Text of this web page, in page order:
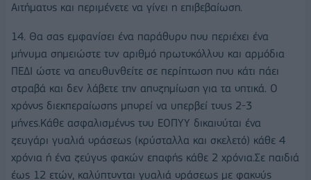
Αιτήματος και περιμένετε να γίνει η επιβεβαίωση.
14. Θα σας εμφανίσει ένα παράθυρο που περιέχει ένα
μήνυμα σημειώστε τον αριθμό πρωτοκόλλου και αρμόδια
ΠΕΔΙ ώστε να απευθυνθείτε σε περίπτωση που κάτι πάει
στραβά και δεν λάβετε την αποζημίωση για τα οπτικά. Ο
χρόνος διεκπεραίωσης μπορεί να υπερβεί τους 2-3
μήνες.Κάθε ασφαλισμένος του ΕΟΠΥΥ δικαιούται ένα
ζευγάρι γυαλιά οράσεως (κρύσταλλα και σκελετό) κάθε 4
χρόνια ή ένα ζεύγος φακών επαφής κάθε 2 χρόνια.Σε παιδιά
έως 12 ετών, καλύπτονται γυαλιά οράσεως με φακούς